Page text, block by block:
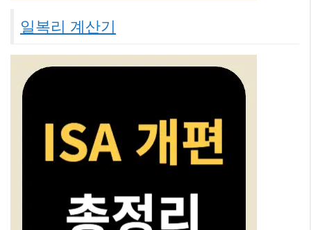
일복리 계산기